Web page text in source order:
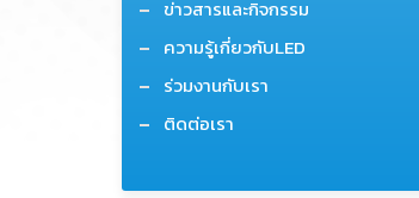
ข่าวสารและกิจกรรม
ความรู้เกี่ยวกับLED
ร่วมงานกับเรา
ติดต่อเรา